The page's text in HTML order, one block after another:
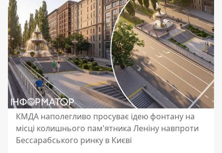
КМДА наполегливо просуває ідею фонтану на
місці колишнього пам'ятника Леніну навпроти
Бессарабського ринку в Києві